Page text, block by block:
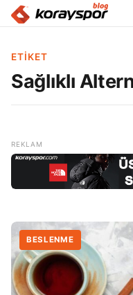
ETIKET
Sağlıklı
BESLENME